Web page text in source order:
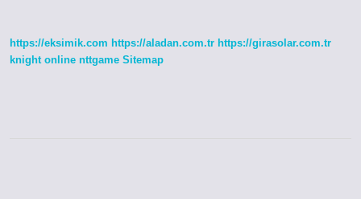
https://eksimik.com https://aladan.com.tr https://girasolar.com.tr
knight online nttgame Sitemap